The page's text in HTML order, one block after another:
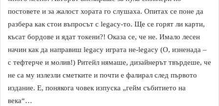
постовете и за жалост хората го слушаха. Опитах се поне да
разбера как стои въпросът с legacy-то. Ще се горят ли карти,
късат бордове и ядат токени?! Оказа се, че не. Имало лесен
начин как да направиш legacy играта не-legacy (О, изненада –
с тефтерче и молив!) Ритейл нямаше, дизайнерът твърдеше, че
не са му излезли сметките и почти е фалирал след първото
издание. Е, понякога човек изпуска „гейм събитието на
века“…